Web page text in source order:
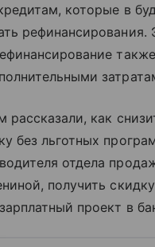
которые в
рефинансирования.
также
рассказали, как
без льготных
отдела
получить
проект в